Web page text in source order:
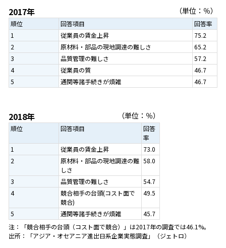
2017年 （単位：％）
順位 回答項目
回答率
1
従業員の賃金上昇
75.2
2
原材料・部品の現地調達の難しさ
65.2
3
品質管理の難しさ
57.2
4
従業員の質
46.7
5
通関等諸手続きが煩雑 46.7
2018年 （単位：％）
順位 回答項目
回答
率
1
従業員の賃金上昇
73.0
2
原材料・部品の現地調達の難
しさ
58.0
3 品質管理の難しさ
54.7
4
競合相手の台頭(コスト面で
競合)
49.5
5 通関等諸手続きが煩雑
45.7
注：「競合相手の台頭（コスト面で競合）」は2017年の調査では46.1%。
出所：「アジア・オセアニア進出日系企業実態調査」（ジェトロ）